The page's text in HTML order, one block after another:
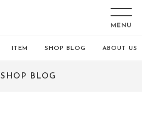
ITEM SHOP BLOG ABOUT US
SHOP BLOG